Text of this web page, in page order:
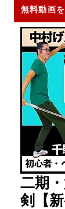
無料動画
二期
剣【